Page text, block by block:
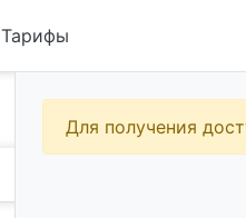
Тарифы
Для получения